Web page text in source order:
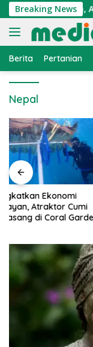
Langsung
ke
konten
Breaking News
Nelayan,
Berita Pertanian
Nepal
PDKT Danau Tempe :
Pendekatan Kearifan
untuk Keberlanjutan